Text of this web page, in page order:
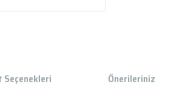
Önerileriniz